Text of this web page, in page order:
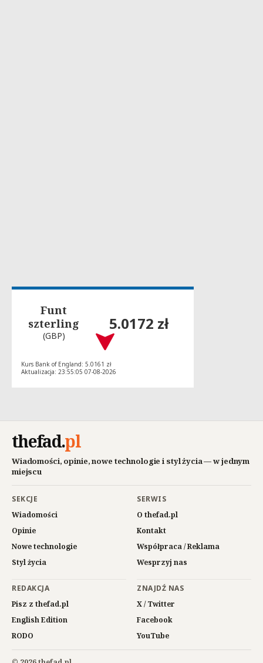
Funt
szterling
(GBP)
5.0172 zł
Kurs Bank of England: 5.0161 zł
Aktualizacja: 23:55:05 07-08-2026
thefad.pl
Wiadomości, opinie, nowe technologie i styl życia — w jednym
miejscu
SEKCJE
Wiadomości
Opinie
Nowe technologie
Styl życia
SERWIS
O thefad.pl
Kontakt
Współpraca / Reklama
Wesprzyj nas
REDAKCJA
Pisz z thefad.pl
English Edition
RODO
ZNAJDŹ NAS
X / Twitter
Facebook
YouTube